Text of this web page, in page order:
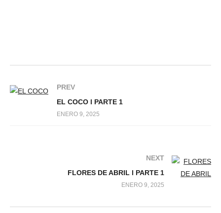
PREV
EL COCO l PARTE 1
ENERO 9, 2025
NEXT
FLORES DE ABRIL l PARTE 1
ENERO 9, 2025